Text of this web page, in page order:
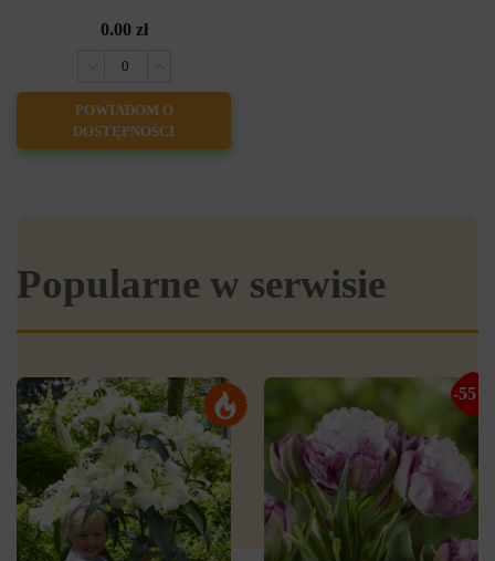
0.00 zł
POWIADOM O
DOSTĘPNOŚCI
Popularne w serwisie
-55%